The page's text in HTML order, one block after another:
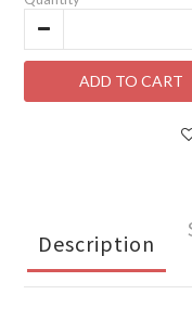
ADD TO CART
Description